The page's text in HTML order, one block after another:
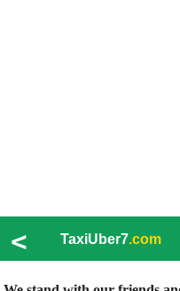
< TaxiUber7.com